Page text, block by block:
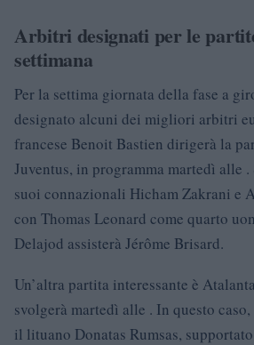
Arbitri designati per le
settimana
Per la settima giornata della fase a
designato alcuni dei migliori arbitri
francese Benoit Bastien dirigerà la
Juventus, in programma martedì alle
suoi connazionali Hicham Zakrani e
con Thomas Leonard come quarto
Delajod assisterà Jérôme Brisard.
Un’altra partita interessante è
svolgerà martedì alle . In questo
il lituano Donatas Rumsas,